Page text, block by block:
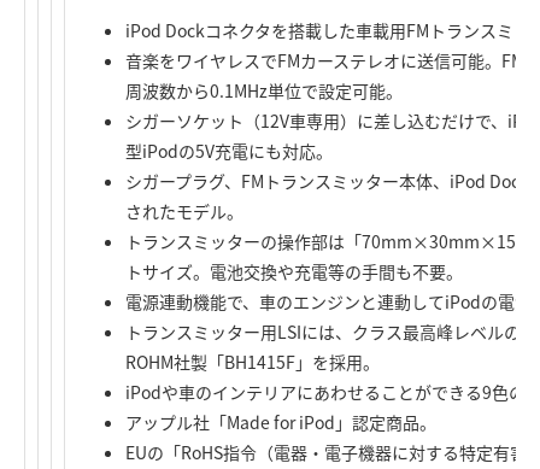
iPod Dockコネクタを搭載した車載用FMトランスミッ
音楽をワイヤレスでFMカーステレオに送信可能。FM
周波数から0.1MHz単位で設定可能。
シガーソケット（12V車専用）に差し込むだけで、
型iPodの5V充電にも対応。
シガープラグ、FMトランスミッター本体、iPod Dock
されたモデル。
トランスミッターの操作部は「
トサイズ。電池交換や充電等の手間も不要。
電源連動機能で、車のエンジンと連動してiPodの電源
トランスミッター用LSIには、クラス最高峰レベルの
ROHM社製「BH1415F」を採用。
iPodや車のインテリアにあわせることができる9色の
アップル社「Made for iPod」認定商品。
EUの「RoHS指令（電器・電子機器に対する特定有害